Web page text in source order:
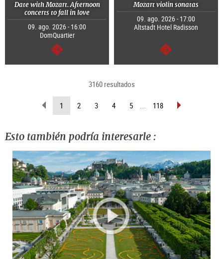
Date with Mozart. Afternoon
concerts to fall in love
09. ago. 2026 - 16:00
DomQuartier
continuar
Mozart violin sonatas
09. ago. 2026 - 17:00
Altstadt Hotel Radisson
continuar
3160 resultados
retroceder
página
1 (página
actual )
2 3 4 5 ... 118 pasar
Esto también podría interesarle :